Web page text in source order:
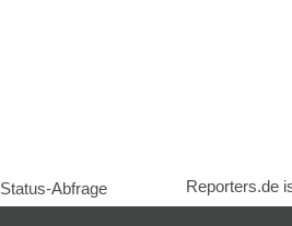
Status-Abfrage Reporters.de